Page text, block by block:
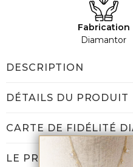
Fabrication
Diamantor
DESCRIPTION
DÉTAILS DU PRODUIT
CARTE DE FIDÉLITÉ
LE PRIX DIAMANTOR